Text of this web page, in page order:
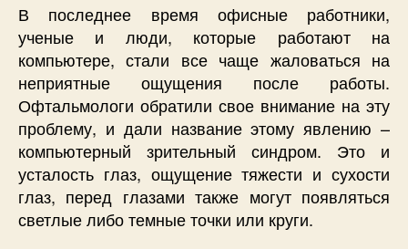
В последнее время офисные работники,
ученые и люди, которые работают на
компьютере, стали все чаще жаловаться на
неприятные ощущения после работы.
Офтальмологи обратили свое внимание на эту
проблему, и дали название этому явлению –
компьютерный зрительный синдром. Это и
усталость глаз, ощущение тяжести и сухости
глаз, перед глазами также могут появляться
светлые либо темные точки или круги.